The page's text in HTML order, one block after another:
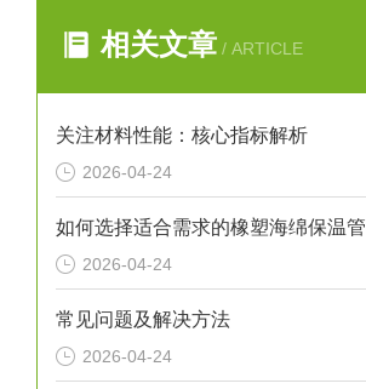
相关文章 / ARTICLE
关注材料性能：核心指标解析
2026-04-24
如何选择适合需求的橡塑海绵保温管
2026-04-24
常见问题及解决方法
2026-04-24